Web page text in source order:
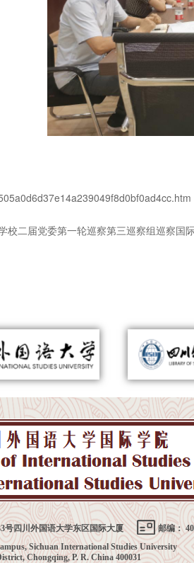
校二届党委第一轮巡察第三巡察组巡察国
号四川外国语大学东区国际大厦
邮编：
Sichuan International Studies University
Chongqing, P. R. China 400031